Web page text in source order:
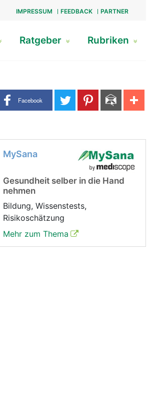
IMPRESSUM FEEDBACK PARTNER
Ratgeber Rubriken
Share buttons
Facebook
MySana
Gesundheit selber in die Hand
nehmen
Bildung, Wissenstests,
Risikoschätzung
Mehr zum Thema